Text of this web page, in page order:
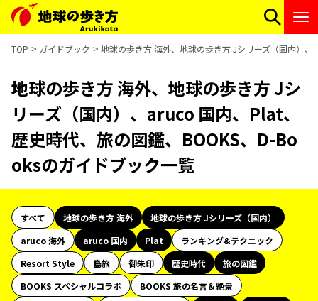
TOP ガイドブック 地球の歩き方 海外、地球の歩き方 Jシリーズ（国内）
地球の歩き方 海外、地球の歩き方 Jシ
リーズ（国内）、aruco 国内、Plat、
歴史時代、旅の図鑑、BOOKS、D-Bo
oksのガイドブック一覧
すべて 地球の歩き方 海外
地球の歩き方 Jシリーズ（国内）
aruco 海外
aruco 国内 Plat
ランキング&テクニック
Resort Style
島旅 御朱印 歴史時代
旅の図鑑
BOOKS スペシャルコラボ
BOOKS 旅の名言＆絶景